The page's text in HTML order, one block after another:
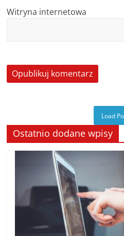
Witryna internetowa
Load
Ostatnio dodane wpisy